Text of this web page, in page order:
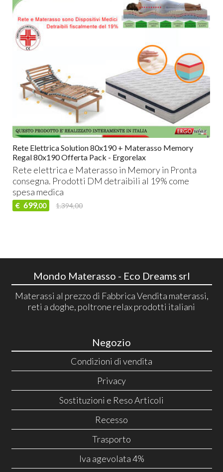
Rete Elettrica Solution 80x190 + Materasso Memory
Regal 80x190 Offerta Pack - Ergorelax
Rete elettrica e Materasso in Memory in Pronta
consegna. Prodotti DM detraibili al 19% come
spesa medica
€ 699,00 1.394,00
Mondo Materasso - Eco Dreams srl
Materassi al prezzo di Fabbrica Vendita materassi,
reti a doghe, poltrone relax prodotti italiani
Negozio
Condizioni di vendita
Privacy
Sostituzioni e Reso Articoli
Recesso
Trasporto
Iva agevolata 4%